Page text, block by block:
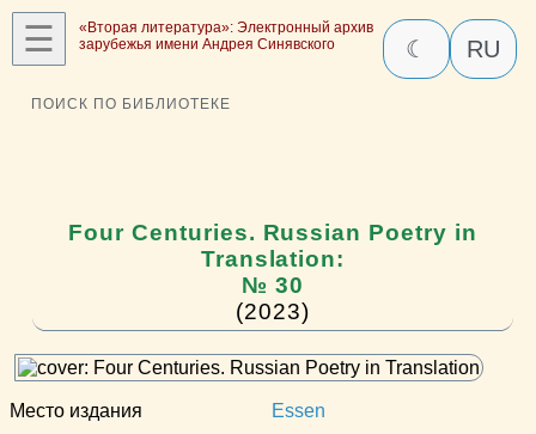
☰
«Вторая литература»: Электронный архив
зарубежья имени Андрея Синявского
☾ RU
ПОИСК ПО БИБЛИОТЕКЕ
Four Centuries. Russian Poetry in
Translation:
№ 30
(2023)
Место издания Essen